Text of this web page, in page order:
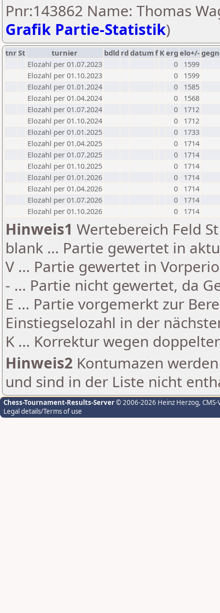
Pnr:143862 Name: Thomas
Grafik Partie-Statistik)
tnrSt turnier bdld rd datumf Kerg elo+/-
Elozahl per 01.07.2023
0
1599
Elozahl per 01.10.2023
0
1599
Elozahl per 01.01.2024
0
1585
Elozahl per 01.04.2024
0
1568
Elozahl per 01.07.2024
0
1712
Elozahl per 01.10.2024
0
1712
Elozahl per 01.01.2025
0
1733
Elozahl per 01.04.2025
0
1714
Elozahl per 01.07.2025
0
1714
Elozahl per 01.10.2025
0
1714
Elozahl per 01.01.2026
0
1714
Elozahl per 01.04.2026
0
1714
Elozahl per 01.07.2026
0
1714
Elozahl per 01.10.2026
0 1714
Hinweis1 Wertebereich Feld
blank ... Partie gewertet in
V ... Partie gewertet in
- ... Partie nicht gewertet, da
E ... Partie vorgemerkt zur
Einstiegselozahl in der
K ... Korrektur wegen
Hinweis2 Kontumazen
und sind in der Liste nicht
Chess-Tournament-Results-Server© 2006-2026 Heinz Herzog,
Legal details/Terms of use